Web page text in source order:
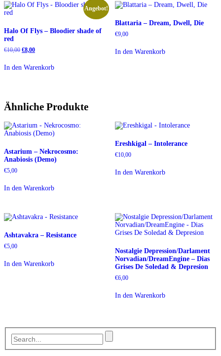
Angebot!
Halo Of Flys – Bloodier shade of
red
€10,00 Ursprünglicher
war:
€10,00
€8,00Aktueller
€8,00.
In den Warenkorb
Blattaria ‎– Dream, Dwell, Die
€9,00
In den Warenkorb
Ähnliche Produkte
Astarium – Nekrocosmo:
Anabiosis (Demo)
€5,00
In den Warenkorb
Ereshkigal – Intolerance
€10,00
In den Warenkorb
Ashtavakra – Resistance
€5,00
In den Warenkorb
Nostalgie Depression/Darlament
Norvadian/DreamEngine – Dias
Grises De Soledad & Depresion
€6,00
In den Warenkorb